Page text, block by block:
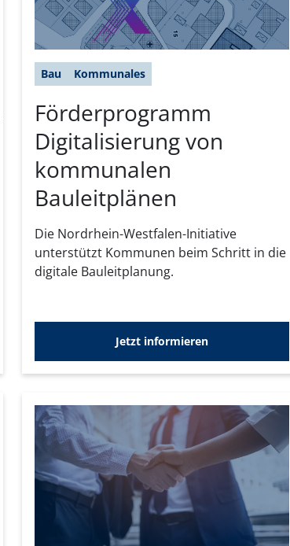
Bau Kommunales
Förderprogramm
Digitalisierung von
kommunalen
Bauleitplänen
Die Nordrhein-Westfalen-Initiative
unterstützt Kommunen beim Schritt in die
digitale Bauleitplanung.
Jetzt informieren